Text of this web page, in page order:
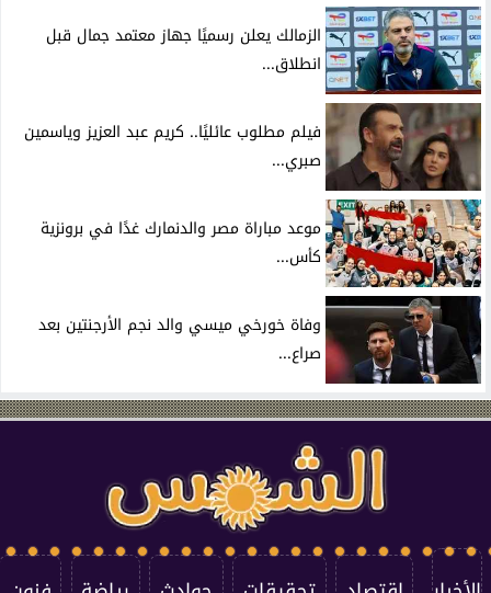
الزمالك يعلن رسميًا جهاز معتمد جمال قبل
انطلاق...
فيلم مطلوب عائليًا.. كريم عبد العزيز وياسمين
صبري...
موعد مباراة مصر والدنمارك غدًا في برونزية
كأس...
وفاة خورخي ميسي والد نجم الأرجنتين بعد
صراع...